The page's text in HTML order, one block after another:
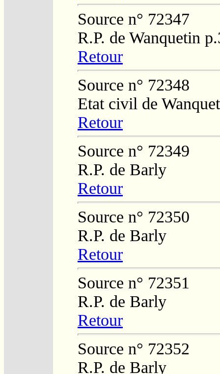
Source n° 72347
R.P. de Wanquetin
Retour
Source n° 72348
Etat civil de
Retour
Source n° 72349
R.P. de Barly
Retour
Source n° 72350
R.P. de Barly
Retour
Source n° 72351
R.P. de Barly
Retour
Source n° 72352
R.P. de Barly